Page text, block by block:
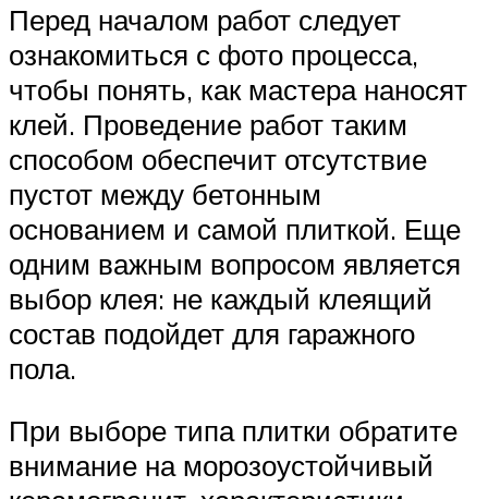
Перед началом работ следует
ознакомиться с фото процесса,
чтобы понять, как мастера наносят
клей. Проведение работ таким
способом обеспечит отсутствие
пустот между бетонным
основанием и самой плиткой. Еще
одним важным вопросом является
выбор клея: не каждый клеящий
состав подойдет для гаражного
пола.
При выборе типа плитки обратите
внимание на морозоустойчивый